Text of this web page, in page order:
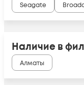
Seagate
Наличие в
Алматы